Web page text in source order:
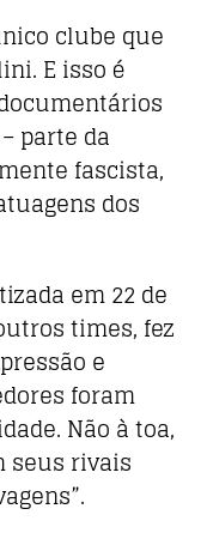
clube que
E isso é
parte da
fascista,
dos
em 22 de
times, fez
e
foram
Não à toa,
seus rivais